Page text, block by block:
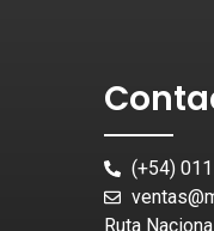
(+54)
Ruta